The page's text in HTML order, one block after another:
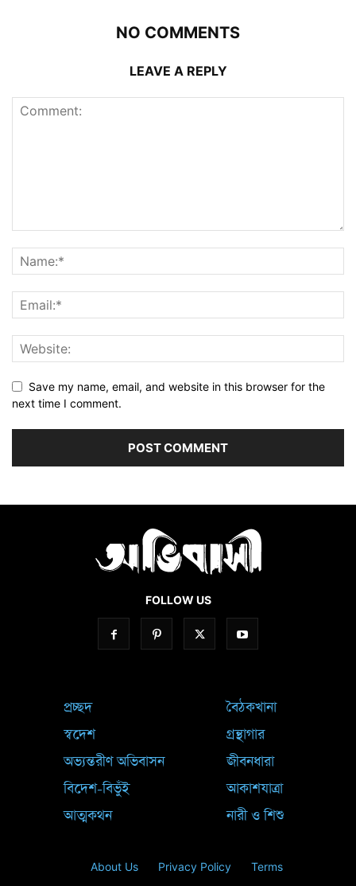
NO COMMENTS
LEAVE A REPLY
Save my name, email, and website in this browser for the
next time I comment.
FOLLOW US
প্রচ্ছদ
স্বদেশ
অভ্যন্তরীণ অভিবাসন
বিদেশ-বিভুঁই
আত্মকথন
বৈঠকখানা
গ্রন্থাগার
জীবনধারা
আকাশযাত্রা
নারী ও শিশু
About Us Privacy Policy Terms